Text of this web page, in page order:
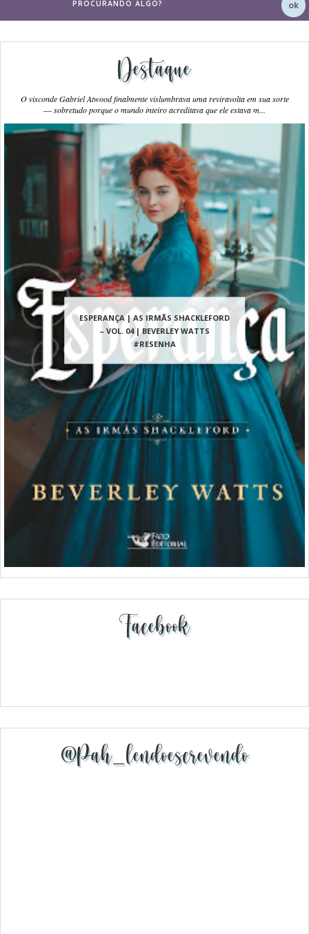
Destaque
ESPERANÇA | AS IRMÃS SHACKLEFORD
– VOL. 04 | BEVERLEY WATTS
#RESENHA
O visconde Gabriel Atwood finalmente vislumbrava uma reviravolta em sua sorte
― sobretudo porque o mundo inteiro acreditava que ele estava m...
Facebook
@pah_lendoescrevendo